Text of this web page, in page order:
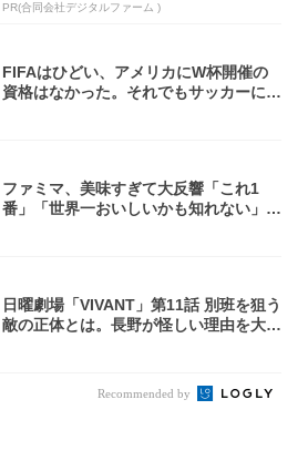
PR(合同会社デジタルファーム )
FIFAはひどい、アメリカにW杯開催の
資格はなかった。それでもサッカーには
ファミマ、美味すぎて大反響「これ1
番」「世界一おいしいかも知れない」
日曜劇場「VIVANT」第11話 別班を狙う
敵の正体とは。長野が怪しい理由を大
Recommended by